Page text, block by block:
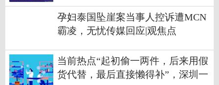
孕妇泰国坠崖案当事人控诉遭MCN
霸凌，无忧传媒回应|观焦点
当前热点“起初偷一两件，后来用假
货代替，最后直接懒得补”，深圳一